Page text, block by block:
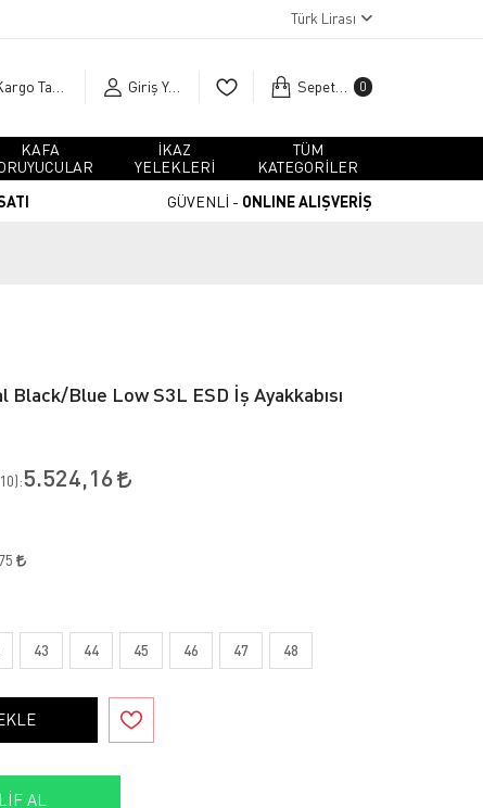
Türk Lirası
Giriş Yap Sepetim 0
KAFA
İKAZ
YELEKLERİ
TÜM
KATEGORİLER
GÜVENLİ - ONLINE ALIŞVERİŞ
Black/Blue Low S3L ESD İş Ayakkabısı
):5.524,16
43 44 45 46 47 48
AL